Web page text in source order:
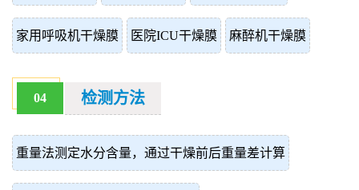
家用呼吸机干燥膜 医院ICU干燥膜 麻醉机干燥膜
04 检测方法
重量法测定水分含量，通过干燥前后重量差计算